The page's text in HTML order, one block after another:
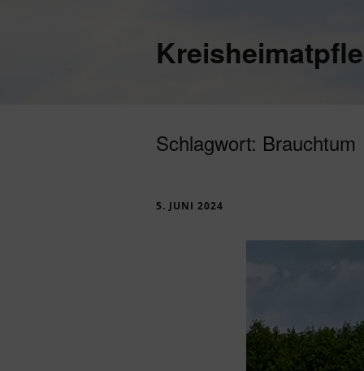
Schlagwort: Brauchtum
5. JUNI 2024